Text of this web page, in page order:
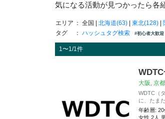
気になる活動が見つかったら各
エリア ： 全国 | 北海道(63)| 東北(128)|
タグ
： ハッシュタグ検索 #初心者大歓迎
1〜1/1件
大阪, 京
WDTC（
に、たま
年齢層:
女性 2人